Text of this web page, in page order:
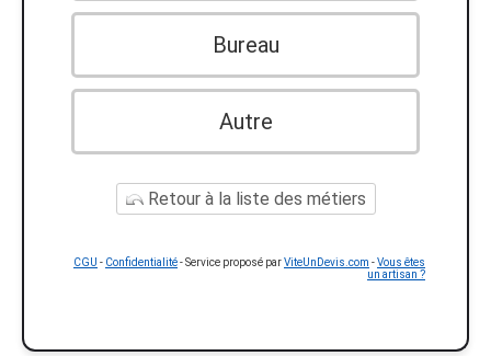
Bureau
Autre
Retour à la liste des métiers
CGU - Confidentialité- Service proposé parViteUnDevis.com -Vous êtes
un artisan ?